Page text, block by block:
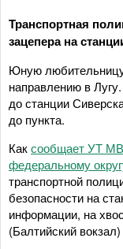
Транспортная
зацепера на
Юную любительницу
направлению в
до станции
до пункта.
Каксообщает УТ
федеральному
транспортной
безопасности на
информации, на
(Балтийский